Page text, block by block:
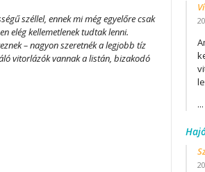
széllel, ennek mi még egyelőre csak
elég kellemetlenek tudtak lenni.
– nagyon szeretnék a legjobb tíz
vitorlázók vannak a listán, bizakodó
...